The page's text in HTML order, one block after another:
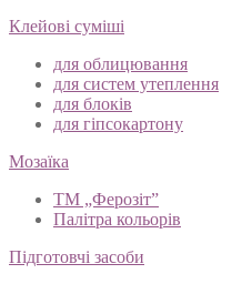
Клейові суміші
для облицювання
для систем утеплення
для блоків
для гіпсокартону
Мозаїка
ТМ „Ферозіт”
Палітра кольорів
Підготовчі засоби